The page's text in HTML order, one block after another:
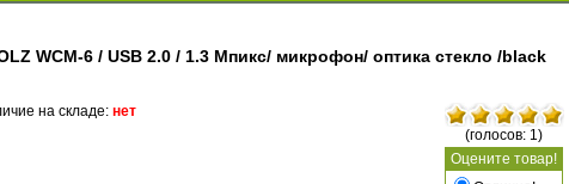
WCM-6 / USB 2.0 / 1.3 Мпикс/ микрофон/ оптика стекло /black
на складе: нет
(голосов: 1)
Оцените товар!